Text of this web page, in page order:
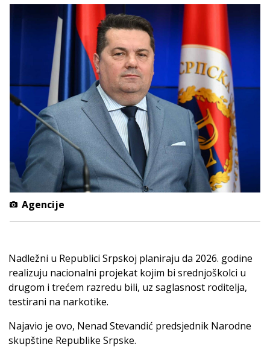
Agencije
Nadležni u Republici Srpskoj planiraju da 2026. godine
realizuju nacionalni projekat kojim bi srednjoškolci u
drugom i trećem razredu bili, uz saglasnost roditelja,
testirani na narkotike.
Najavio je ovo, Nenad Stevandić predsjednik Narodne
skupštine Republike Srpske.